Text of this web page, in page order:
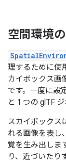
空間環境
理するために使
カイボックス画
です。一度に設
と 1 つの glTF
スカイボックス
れる画像を表し
覚を生み出しま
り、近づいたり